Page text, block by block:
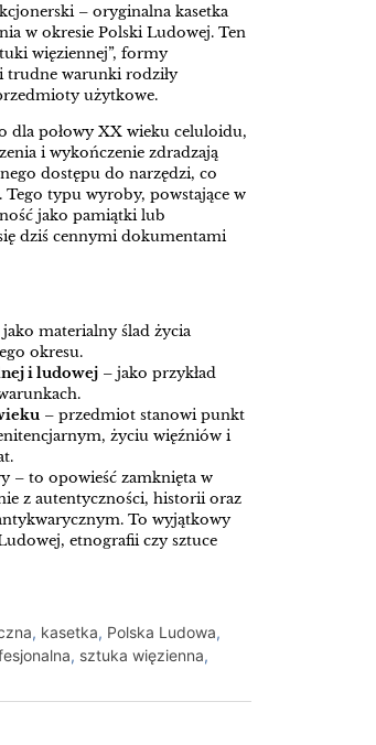
– oryginalna kasetka
w okresie Polski Ludowej. Ten
więziennej”, formy
trudne warunki rodziły
użytkowe.
dla połowy XX wieku celuloidu,
i wykończenie zdradzają
dostępu do narzędzi, co
typu wyroby, powstające w
jako pamiątki lub
dziś cennymi dokumentami
jako materialny ślad życia
okresu.
i ludowej – jako przykład
– przedmiot stanowi punkt
życiu więźniów i
– to opowieść zamknięta w
z autentyczności, historii oraz
To wyjątkowy
etnografii czy sztuce
, kasetka, Polska Ludowa,
, sztuka więzienna,